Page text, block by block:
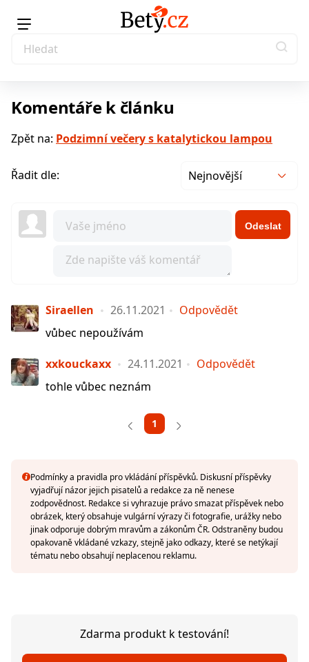
Komentáře k článku
Zpět na: Podzimní večery s katalytickou lampou
Řadit dle: Nejnovější
Odeslat
Siraellen 26.11.2021
Odpovědět
vůbec nepoužívám
xxkouckaxx 24.11.2021
Odpovědět
tohle vůbec neznám
1
Podmínky a pravidla pro vkládání příspěvků. Diskusní příspěvky
vyjadřují názor jejich pisatelů a redakce za ně nenese
zodpovědnost. Redakce si vyhrazuje právo smazat příspěvek nebo
obrázek, který obsahuje vulgární výrazy či fotografie, urážky nebo
jinak odporuje dobrým mravům a zákonům ČR. Odstraněny budou
opakovaně vkládané vzkazy, stejně jako odkazy, které se netýkají
tématu nebo obsahují neplacenou reklamu.
Zdarma produkt k testování!